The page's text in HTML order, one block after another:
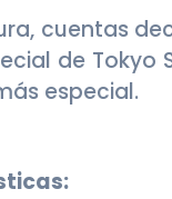
cuentas
de Tokyo
especial.